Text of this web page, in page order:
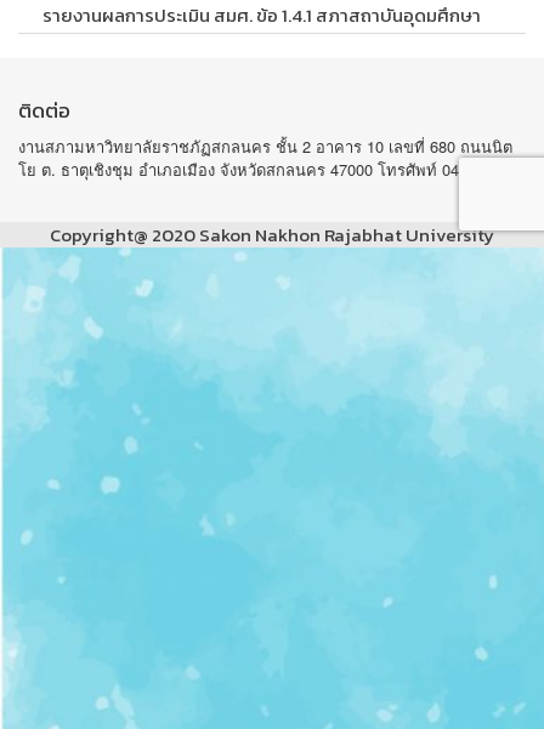
รายงานผลการประเมิน สมศ. ข้อ 1.4.1 สภาสถาบันอุดมศึกษา
ติดต่อ
งานสภามหาวิทยาลัยราชภัฏสกลนคร ชั้น 2 อาคาร 10 เลขที่ 680 ถนนนิต
โย ต. ธาตุเชิงชุม อำเภอเมือง จังหวัดสกลนคร 47000 โทรศัพท์ 042-970105
Copyright@ 2020 Sakon Nakhon Rajabhat University